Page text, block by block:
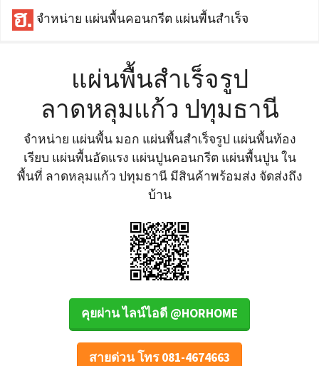
จำหน่าย แผ่นพื้นคอนกรีต แผ่นพื้นสำเร็จ
แผ่นพื้นสำเร็จรูป
ลาดหลุมแก้ว ปทุมธานี
จำหน่าย แผ่นพื้น มอก แผ่นพื้นสำเร็จรูป แผ่นพื้นท้อง
เรียบ แผ่นพื้นอัดแรง แผ่นปูนคอนกรีต แผ่นพื้นปูน ใน
พื้นที่ ลาดหลุมแก้ว ปทุมธานี มีสินค้าพร้อมส่ง จัดส่งถึง
บ้าน
คุยผ่าน ไลน์ไอดี @HORHOME
สายด่วน โทร 081-4674663